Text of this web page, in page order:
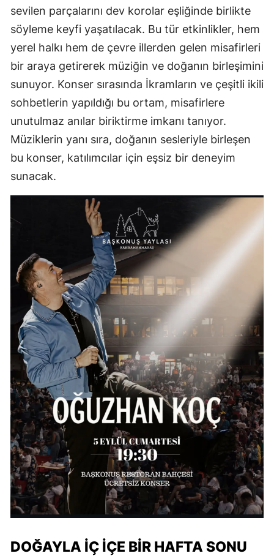
sevilen parçalarını dev korolar eşliğinde birlikte
söyleme keyfi yaşatılacak. Bu tür etkinlikler, hem
yerel halkı hem de çevre illerden gelen misafirleri
bir araya getirerek müziğin ve doğanın birleşimini
sunuyor. Konser sırasında İkramların ve çeşitli ikili
sohbetlerin yapıldığı bu ortam, misafirlere
unutulmaz anılar biriktirme imkanı tanıyor.
Müziklerin yanı sıra, doğanın sesleriyle birleşen
bu konser, katılımcılar için eşsiz bir deneyim
sunacak.
DOĞAYLA İÇ İÇE BİR HAFTA SONU